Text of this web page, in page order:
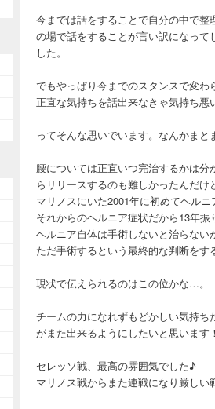
今までは話をすることで自分の中で
の場で話をすることが言い訳になっ
した。
でもやっぱり今までのスタンスで変
正直な気持ちを話出来なきゃ気持ち
ってそんな思いでいます。なんかまと
腰については正直いつ完治するかは
らリリースするのも難しかったんだけ
マリノスにいた2001年に初めてヘル
それからのヘルニア症状だから13年振
ヘルニア自体は手術しないと治らな
ただ手術するという最終的な判断を
現状で伝えられるのはこの位かな…。
チームの力になれずもどかしい気持
がまた出来るようにしたいと思います
セレッソ戦、最高の雰囲気でした♪
マリノス戦からまた連戦になり厳し